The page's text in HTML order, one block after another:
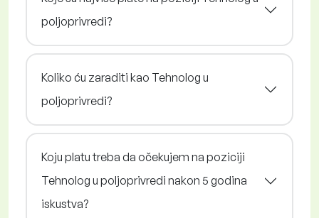
poljoprivredi?
Koliko ću zaraditi kao Tehnolog u
poljoprivredi?
Koju platu treba da očekujem na poziciji
Tehnolog u poljoprivredi nakon 5 godina
iskustva?